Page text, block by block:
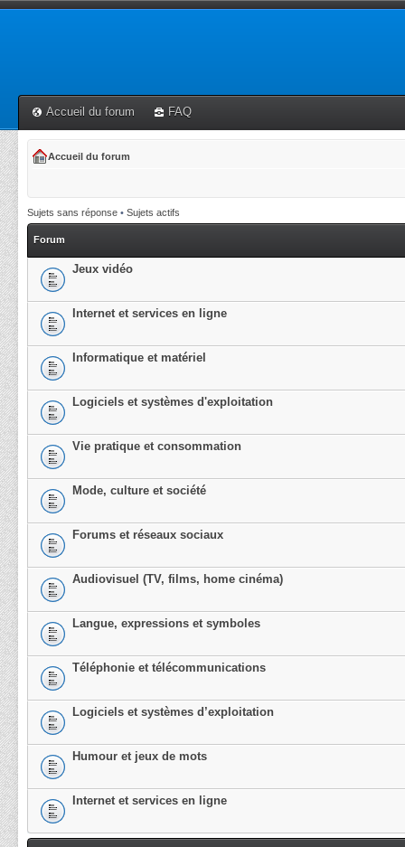
Accueil du forum FAQ
Accueil du forum
Sujets sans réponse • Sujets actifs
Forum
Jeux vidéo
Internet et services en ligne
Informatique et matériel
Logiciels et systèmes d'exploitation
Vie pratique et consommation
Mode, culture et société
Forums et réseaux sociaux
Audiovisuel (TV, films, home cinéma)
Langue, expressions et symboles
Téléphonie et télécommunications
Logiciels et systèmes d’exploitation
Humour et jeux de mots
Internet et services en ligne